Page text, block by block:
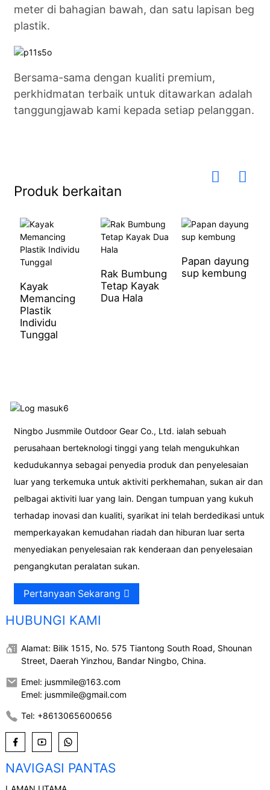
meter di bahagian bawah, dan satu lapisan beg
plastik.
Bersama-sama dengan kualiti premium,
perkhidmatan terbaik untuk ditawarkan adalah
tanggungjawab kami kepada setiap pelanggan.
Produk berkaitan
Kayak
Memancing
Plastik
Individu
Tunggal
Rak Bumbung
Tetap Kayak
Dua Hala
Papan dayung
sup kembung
Ningbo Jusmmile Outdoor Gear Co., Ltd. ialah sebuah
perusahaan berteknologi tinggi yang telah mengukuhkan
kedudukannya sebagai penyedia produk dan penyelesaian
luar yang terkemuka untuk aktiviti perkhemahan, sukan air dan
pelbagai aktiviti luar yang lain. Dengan tumpuan yang kukuh
terhadap inovasi dan kualiti, syarikat ini telah berdedikasi untuk
memperkayakan kemudahan riadah dan hiburan luar serta
menyediakan penyelesaian rak kenderaan dan penyelesaian
pengangkutan peralatan sukan.
Pertanyaan Sekarang
HUBUNGI KAMI
Alamat: Bilik 1515, No. 575 Tiantong South Road, Shounan
Street, Daerah Yinzhou, Bandar Ningbo, China.
Emel: jusmmile@163.com
Emel: jusmmile@gmail.com
Tel: +8613065600656
NAVIGASI PANTAS